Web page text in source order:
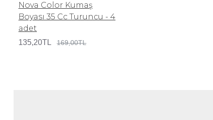
Nova Color Kumaş
Boyası 35 Cc Turuncu - 4
adet
135,20TL 169,00TL